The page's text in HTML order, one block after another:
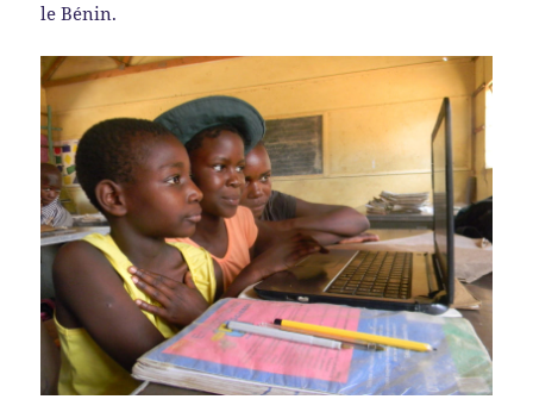
le Bénin.